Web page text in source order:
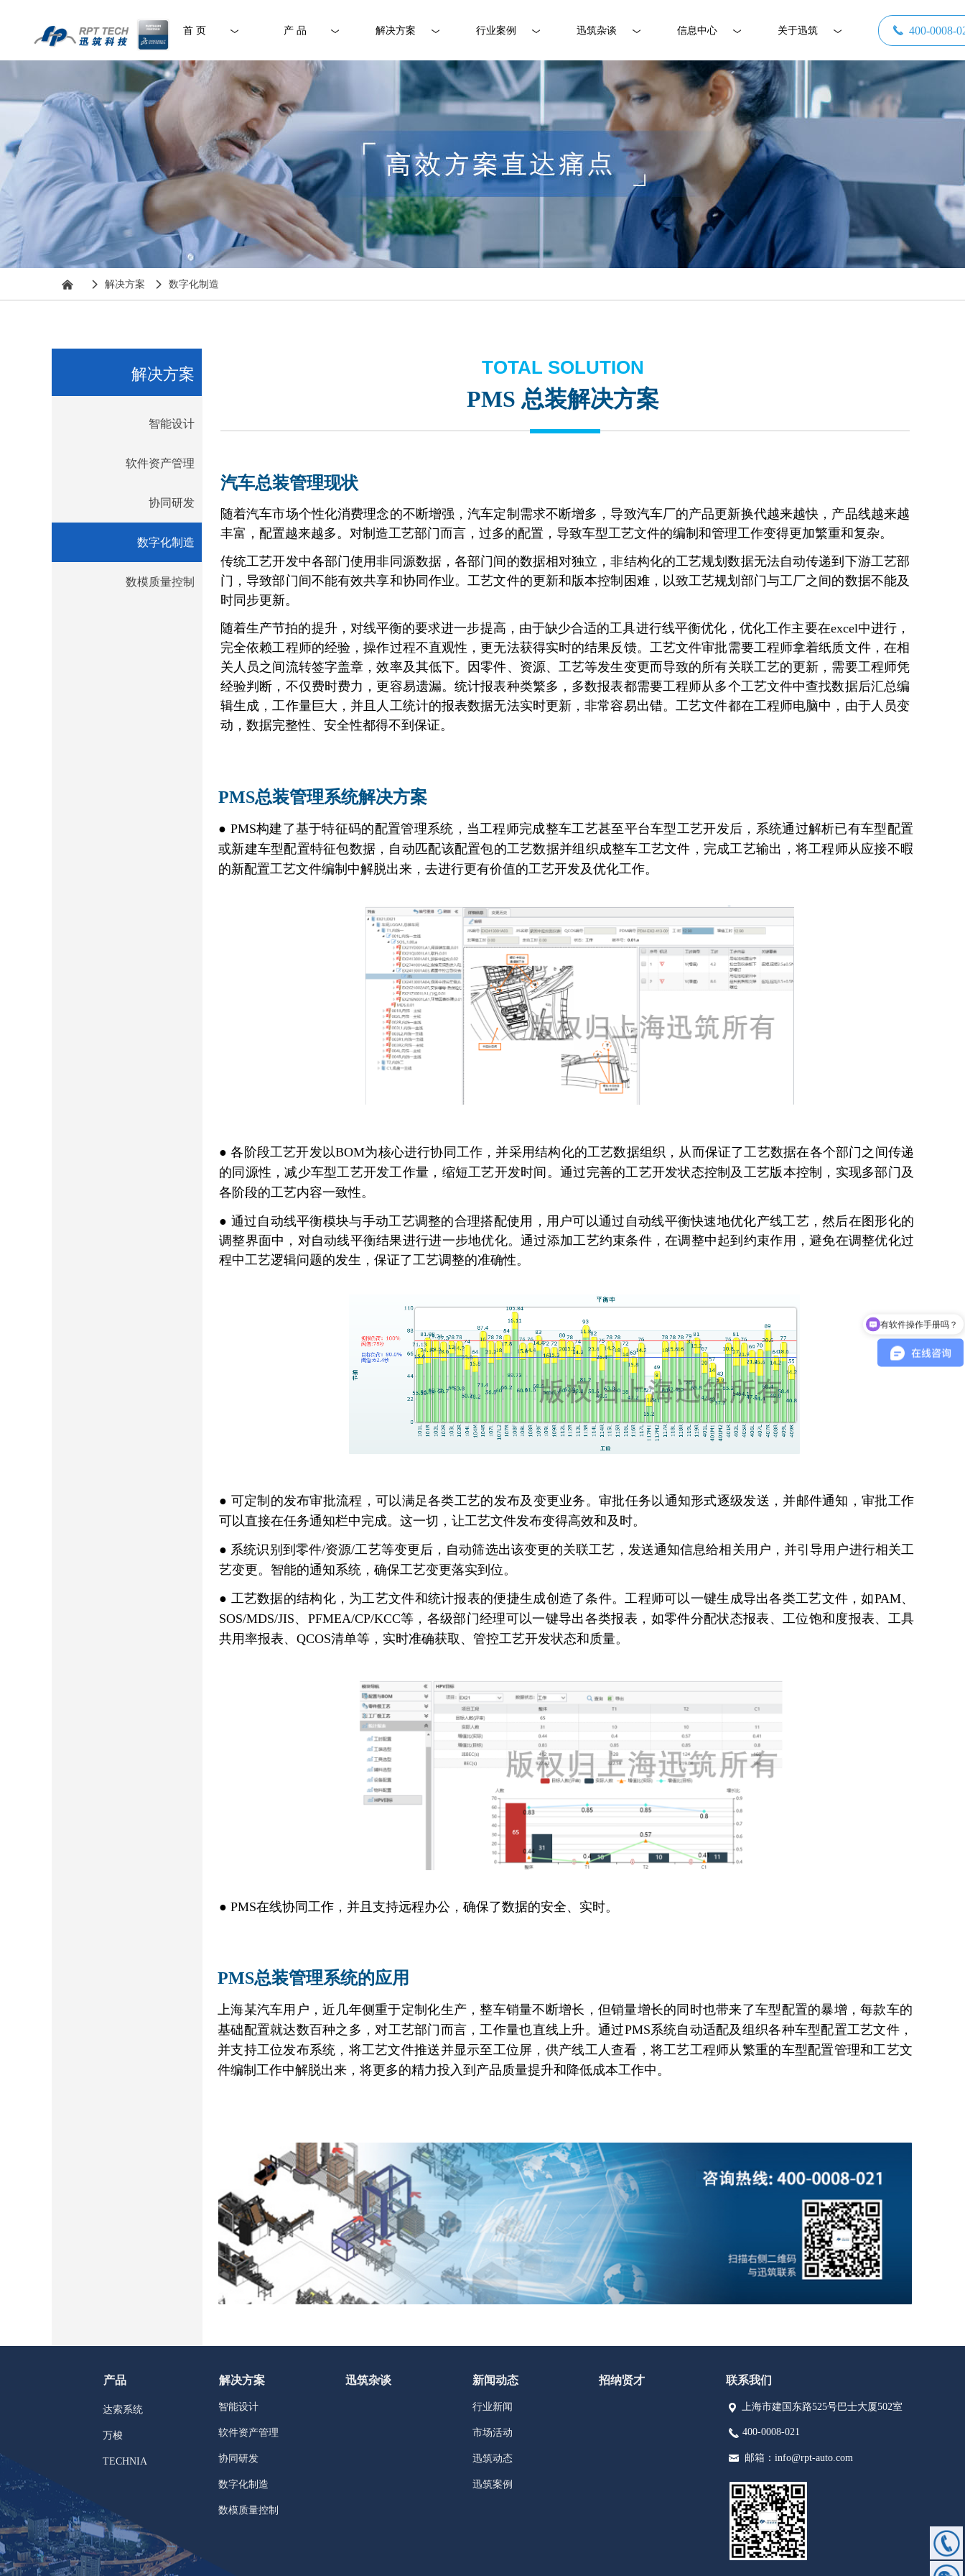
首 页 产 品 解决方案 行业案例 迅筑杂谈 信息中心 关于迅筑 끅 400-0008-
낀 넲 解决方案 넲 数字化制造
解决方案
智能设计
软件资产管理
协同研发
数字化制造
数模质量控制
汽车总装管理现状
随着汽车市场个性化消费理念的不断增强，汽车定制需求不断增多，导致汽车厂的产品更新换代越来越快，产品线越来越
丰富，配置越来越多。对制造工艺部门而言，过多的配置，导致车型工艺文件的编制和管理工作变得更加繁重和复杂。
传统工艺开发中各部门使用非同源数据，各部门间的数据相对独立，非结构化的工艺规划数据无法自动传递到下游工艺部
门，导致部门间不能有效共享和协同作业。工艺文件的更新和版本控制困难，以致工艺规划部门与工厂之间的数据不能及
时同步更新。
随着生产节拍的提升，对线平衡的要求进一步提高，由于缺少合适的工具进行线平衡优化，优化工作主要在excel中进行，
完全依赖工程师的经验，操作过程不直观性，更无法获得实时的结果反馈。 工艺文件审批需要工程师拿着纸质文件，在相
关人员之间流转签字盖章，效率及其低下。
因零件、资源、工艺等发生变更而导致的所有关联工艺的更新，需要工程师凭
经验判断，不仅费时费力，更容易遗漏。统计报表种类繁多，多数报表都需要工程师从多个工艺文件中查找数据后汇总编
辑生成，工作量巨大，并且人工统计的报表数据无法实时更新，非常容易出错。工艺文件都在工程师电脑中，由于人员变
动，数据完整性、安全性都得不到保证。
● 各阶段工艺开发以BOM为核心进行协同工作，并采用结构化的工艺数据组织，从而保证了工艺数据在各个部门之间传递
的同源性，减少车型工艺开发工作量，缩短工艺开发时间。通过完善的工艺开发状态控制及工艺版本控制，实现多部门及
各阶段的工艺内容一致性。
● 通过自动线平衡模块与手动工艺调整的合理搭配使用，用户可以通过自动线平衡快速地优化产线工艺，然后在图形化的
调整界面中，对自动线平衡结果进行进一步地优化。通过添加工艺约束条件，在调整中起到约束作用，避免在调整优化过
程中工艺逻辑问题的发生，保证了工艺调整的准确性。
● 可定制的发布审批流程，可以满足各类工艺的发布及变更业务。审批任务以通知形式逐级发送，并邮件通知，审批工作
可以直接在任务通知栏中完成。这一切，让工艺文件发布变得高效和及时。
● 系统识别到零件/资源/工艺等变更后，自动筛选出该变更的关联工艺，发送通知信息给相关用户，并引导用户进行相关工
艺变更。智能的通知系统，确保工艺变更落实到位。
● 工艺数据的结构化，为工艺文件和统计报表的便捷生成创造了条件。工程师可以一键生成导出各类工艺文件，如PAM、
SOS/MDS/JIS、PFMEA/CP/KCC等，各级部门经理可以一键导出各类报表，如零件分配状态报表、工位饱和度报表、工具
共用率报表、QCOS清单等，实时准确获取、管控工艺开发状态和质量。
PMS总装管理系统解决方案
● PMS构建了基于特征码的配置管理系统，当工程师完成整车工艺甚至平台车型工艺开发后，系统通过解析已有车型配置
或新建车型配置特征包数据，自动匹配该配置包的工艺数据并组织成整车工艺文件，完成工艺输出，将工程师从应接不暇
的新配置工艺文件编制中解脱出来，去进行更有价值的工艺开发及优化工作。
● PMS在线协同工作，并且支持远程办公，确保了数据的安全、实时。
PMS总装管理系统的应用
上海某汽车用户，近几年侧重于定制化生产，整车销量不断增长，但销量增长的同时也带来了车型配置的暴增，每款车的
基础配置就达数百种之多，对工艺部门而言，工作量也直线上升。通过PMS系统自动适配及组织各种车型配置工艺文件，
并支持工位发布系统，将工艺文件推送并显示至工位屏，供产线工人查看，将工艺工程师从繁重的车型配置管理和工艺文
件编制工作中解脱出来，将更多的精力投入到产品质量提升和降低成本工作中。
TOTAL SOLUTION
PMS 总装解决方案
产品 解决方案 迅筑杂谈 新闻动态 招纳贤才 联系我们
达索系统
万梭
TECHNIA
智能设计
软件资产管理
协同研发
数字化制造
数模质量控制
行业新闻
市场活动
迅筑动态
迅筑案例
끇 上海市建国东路525号巴士大厦502室
끅 400-0008-021
낂 邮箱：info@rpt-auto.com
Abaqus可以租赁吗？